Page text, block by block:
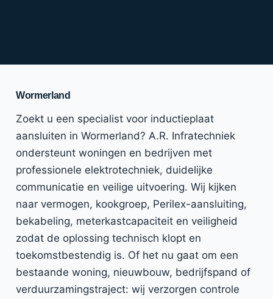
Wormerland
Zoekt u een specialist voor inductieplaat
aansluiten in Wormerland? A.R. Infratechniek
ondersteunt woningen en bedrijven met
professionele elektrotechniek, duidelijke
communicatie en veilige uitvoering. Wij kijken
naar vermogen, kookgroep, Perilex-aansluiting,
bekabeling, meterkastcapaciteit en veiligheid
zodat de oplossing technisch klopt en
toekomstbestendig is. Of het nu gaat om een
bestaande woning, nieuwbouw, bedrijfspand of
verduurzamingstraject: wij verzorgen controle